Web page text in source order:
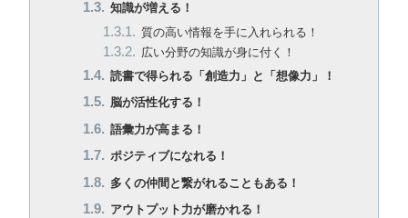
知識が増える！
質の高い情報を手に入れられる！
広い分野の知識が身に付く！
読書で得られる「創造力」と「想像力」！
脳が活性化する！
語彙力が高まる！
ポジティブになれる！
多くの仲間と繋がれることもある！
アウトプット力が磨かれる！